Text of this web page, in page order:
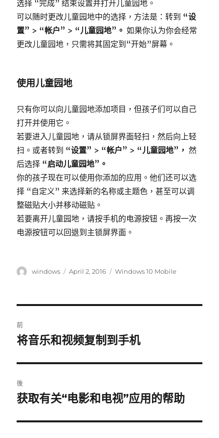
选择 “完成” 结束设置并打开儿童园地。
可以随时更改儿童园地中的选择，方法是：转到 “设
置” > “帐户” > “儿童园地”。 如果你认为你会经常
更改儿童园地，只需将其固定到“开始”屏幕。
使用儿童园地
只有你可以向儿童园地添加项目，但孩子们可以自己
打开并使用它。
若要进入儿童园地，请从锁屏界面轻扫，然后向上轻
扫。或者转到 “设置” > “帐户” > “儿童园地”， 然
后选择 “启动儿童园地”。
你的孩子现在可以使用你添加的应用。他们还可以选
择 “自定义” 来选择新的名称或主题色，甚至可以调
整磁贴大小并移动磁贴。
若要离开儿童园地，请按手机的电源按钮。再按一次
电源按钮可以回退到主锁屏界面。
作
windows
發
April 2, 2016
標
Windows 10 Mobile
navigation
前
上
篇
文
章：
将音乐和视频复制到手机
後
下
篇
获取有关“电影和电视”应用的帮助